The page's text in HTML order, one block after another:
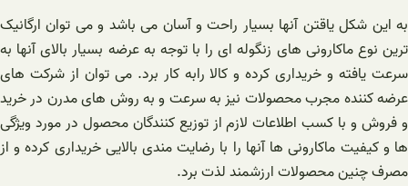
به این شکل یاقتن آنها بسیار راحت و آسان می باشد و می توان ارگانیک
ترین نوع ماکارونی های زنگوله ای را با توجه به عرضه بسیار بالای آنها به
سرعت یافته و خریداری کرده و کالا رابه کار برد. می توان از شرکت های
عرضه کننده مجرب محصولات نیز به سرعت و به روش های مدرن در خرید
و فروش و با کسب اطلاعات لازم از توزیع کنندگان محصول در مورد ویژگی
ها و کیفیت ماکارونی ها آنها را با رضایت مندی بالایی خریداری کرده و از
مصرف چنین محصولات ارزشمند لذت برد.